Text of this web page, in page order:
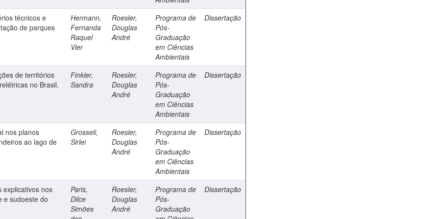
técnicos e
de parques
Hermann,
Fernanda
Raquel
Vier
Roesler,
Douglas
André
Programa de
Pós-
Graduação
em Ciências
Ambientais
Dissertação
de territórios
no Brasil.
Finkler,
Sandra
Roesler,
Douglas
André
Programa de
Pós-
Graduação
em Ciências
Ambientais
Dissertação
nos planos
ao lago de
Grosseli,
Sirlei
Roesler,
Douglas
André
Programa de
Pós-
Graduação
em Ciências
Ambientais
Dissertação
explicativos nos
e sudoeste do
Paris,
Dilce
Simões
Roesler,
Douglas
André
Programa de
Pós-
Graduação
Dissertação